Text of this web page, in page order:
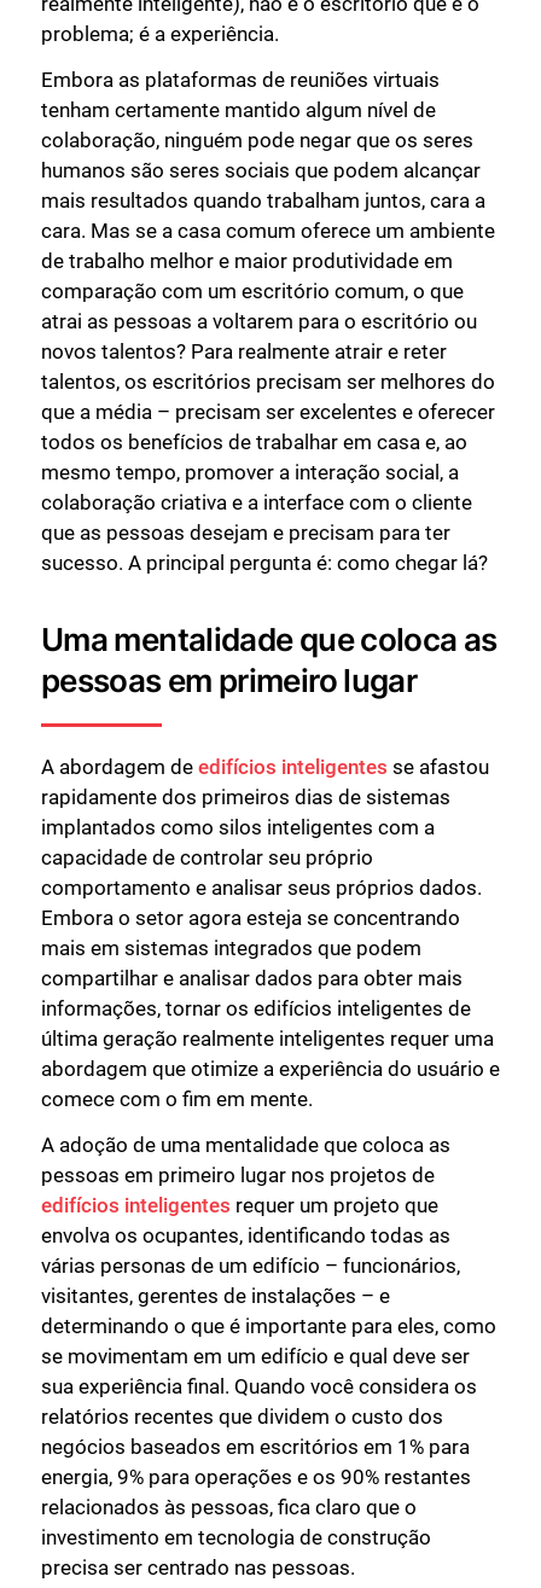
problema; é a experiência.
Embora as plataformas de reuniões virtuais
tenham certamente mantido algum nível de
colaboração, ninguém pode negar que os seres
humanos são seres sociais que podem alcançar
mais resultados quando trabalham juntos, cara a
cara. Mas se a casa comum oferece um ambiente
de trabalho melhor e maior produtividade em
comparação com um escritório comum, o que
atrai as pessoas a voltarem para o escritório ou
novos talentos? Para realmente atrair e reter
talentos, os escritórios precisam ser melhores do
que a média – precisam ser excelentes e oferecer
todos os benefícios de trabalhar em casa e, ao
mesmo tempo, promover a interação social, a
colaboração criativa e a interface com o cliente
que as pessoas desejam e precisam para ter
sucesso. A principal pergunta é: como chegar lá?
Uma mentalidade que coloca as
pessoas em primeiro lugar
A abordagem de edifícios inteligentes se afastou
rapidamente dos primeiros dias de sistemas
implantados como silos inteligentes com a
capacidade de controlar seu próprio
comportamento e analisar seus próprios dados.
Embora o setor agora esteja se concentrando
mais em sistemas integrados que podem
compartilhar e analisar dados para obter mais
informações, tornar os edifícios inteligentes de
última geração realmente inteligentes requer uma
abordagem que otimize a experiência do usuário e
comece com o fim em mente.
A adoção de uma mentalidade que coloca as
pessoas em primeiro lugar nos projetos de
edifícios inteligentes requer um projeto que
envolva os ocupantes, identificando todas as
várias personas de um edifício – funcionários,
visitantes, gerentes de instalações – e
determinando o que é importante para eles, como
se movimentam em um edifício e qual deve ser
sua experiência final. Quando você considera os
relatórios recentes que dividem o custo dos
negócios baseados em escritórios em 1% para
energia, 9% para operações e os 90% restantes
relacionados às pessoas, fica claro que o
investimento em tecnologia de construção
precisa ser centrado nas pessoas.